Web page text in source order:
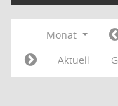
Monat
Aktuell